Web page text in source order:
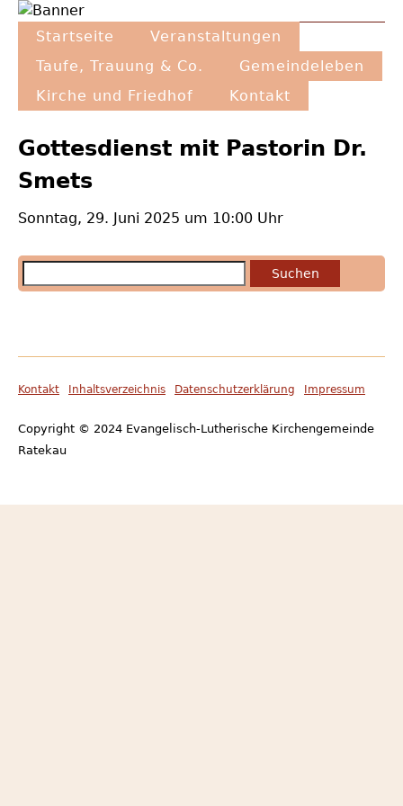
Direkt
Hauptnavigation
Startseite
Veranstaltungen
Taufe, Trauung & Co.
Gemeindeleben
Kirche und Friedhof
Kontakt
to
Gottesdienst mit Pastorin Dr.
Smets
Sonntag, 29. Juni 2025 um 10:00 Uhr
menu
Kontakt Inhaltsverzeichnis Datenschutzerklärung Impressum
Copyright © 2024 Evangelisch-Lutherische Kirchengemeinde
Ratekau